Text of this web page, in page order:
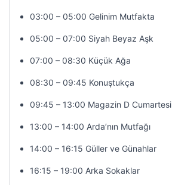
03:00 – 05:00 Gelinim Mutfakta
05:00 – 07:00 Siyah Beyaz Aşk
07:00 – 08:30 Küçük Ağa
08:30 – 09:45 Konuştukça
09:45 – 13:00 Magazin D Cumartesi
13:00 – 14:00 Arda’nın Mutfağı
14:00 – 16:15 Güller ve Günahlar
16:15 – 19:00 Arka Sokaklar